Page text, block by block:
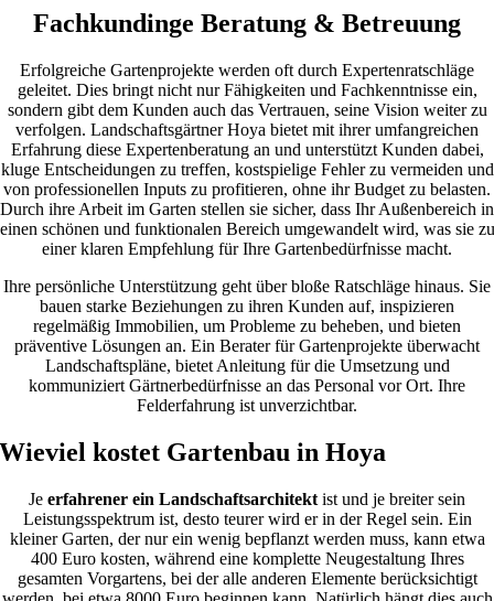
Fachkundinge Beratung & Betreuung
Erfolgreiche Gartenprojekte werden oft durch Expertenratschläge
geleitet. Dies bringt nicht nur Fähigkeiten und Fachkenntnisse ein,
sondern gibt dem Kunden auch das Vertrauen, seine Vision weiter zu
verfolgen. Landschaftsgärtner Hoya bietet mit ihrer umfangreichen
Erfahrung diese Expertenberatung an und unterstützt Kunden dabei,
kluge Entscheidungen zu treffen, kostspielige Fehler zu vermeiden und
von professionellen Inputs zu profitieren, ohne ihr Budget zu belasten.
Durch ihre Arbeit im Garten stellen sie sicher, dass Ihr Außenbereich in
einen schönen und funktionalen Bereich umgewandelt wird, was sie zu
einer klaren Empfehlung für Ihre Gartenbedürfnisse macht.
Ihre persönliche Unterstützung geht über bloße Ratschläge hinaus. Sie
bauen starke Beziehungen zu ihren Kunden auf, inspizieren
regelmäßig Immobilien, um Probleme zu beheben, und bieten
präventive Lösungen an. Ein Berater für Gartenprojekte überwacht
Landschaftspläne, bietet Anleitung für die Umsetzung und
kommuniziert Gärtnerbedürfnisse an das Personal vor Ort. Ihre
Felderfahrung ist unverzichtbar.
Wieviel kostet Gartenbau in Hoya
Je erfahrener ein Landschaftsarchitekt ist und je breiter sein
Leistungsspektrum ist, desto teurer wird er in der Regel sein. Ein
kleiner Garten, der nur ein wenig bepflanzt werden muss, kann etwa
400 Euro kosten, während eine komplette Neugestaltung Ihres
gesamten Vorgartens, bei der alle anderen Elemente berücksichtigt